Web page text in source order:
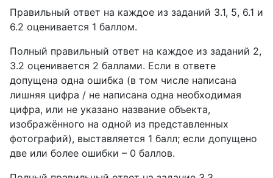
Правильный ответ на каждое из заданий 3.1, 5, 6.1 и
6.2 оценивается 1 баллом.
Полный правильный ответ на каждое из заданий 2,
3.2 оценивается 2 баллами. Если в ответе
допущена одна ошибка (в том числе написана
лишняя цифра / не написана одна необходимая
цифра, или не указано название объекта,
изображённого на одной из представленных
фотографий), выставляется 1 балл; если допущено
две или более ошибки – 0 баллов.